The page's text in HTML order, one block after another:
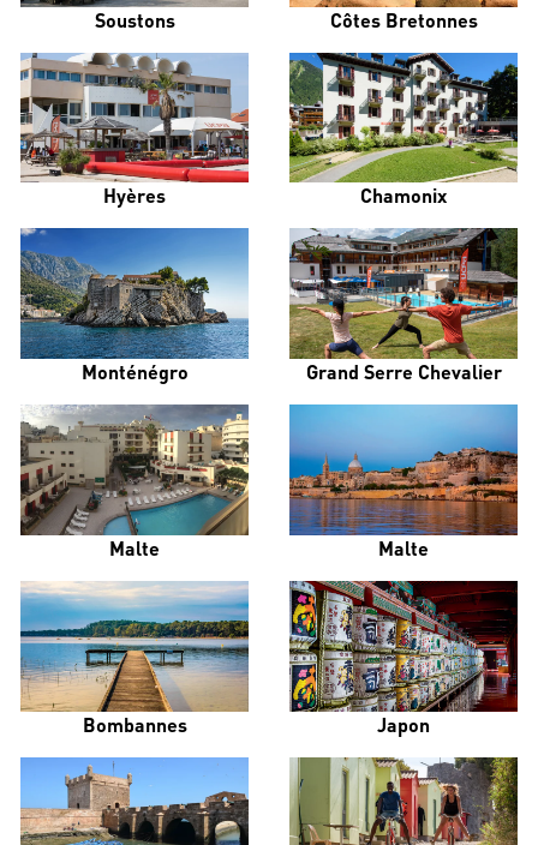
Soustons Côtes Bretonnes
Hyères Chamonix
Monténégro Grand Serre Chevalier
Malte Malte
Bombannes Japon